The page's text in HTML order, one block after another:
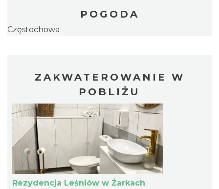
POGODA
Częstochowa
ZAKWATEROWANIE W
POBLIŻU
Rezydencja Leśniów w Żarkach